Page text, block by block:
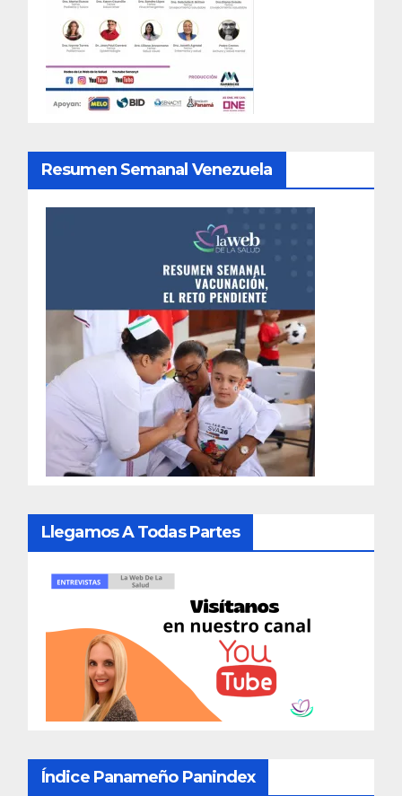
Resumen Semanal Venezuela
Llegamos A Todas Partes
Índice Panameño Panindex